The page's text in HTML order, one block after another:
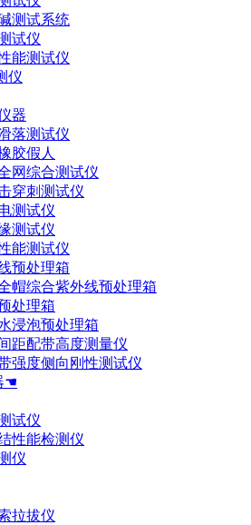
测试系统
试仪
能测试仪
仪
器
落测试仪
胶假人
网综合测试仪
穿刺测试仪
测试仪
测试仪
能测试仪
预处理箱
帽综合紫外线预处理箱
处理箱
浸泡预处理箱
距配带高度测量仪
强度侧向刚性测试仪
☚
试仪
性能检测仪
仪
拉拔仪